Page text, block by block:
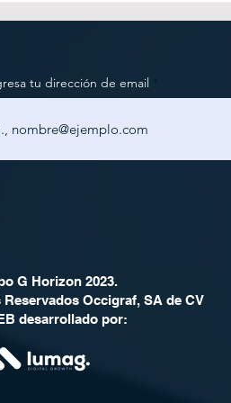
tu dirección de email
G Horizon 2023.
Occigraf, SA de CV
desarrollado por: